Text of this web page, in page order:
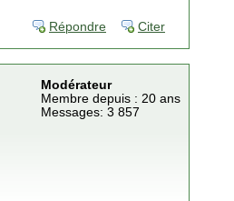
Répondre Citer
Modérateur
Membre depuis : 20 ans
Messages: 3 857